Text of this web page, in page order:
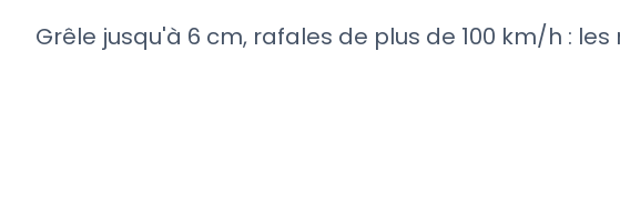
Grêle jusqu'à 6 cm, rafales de plus de 100 km/h :